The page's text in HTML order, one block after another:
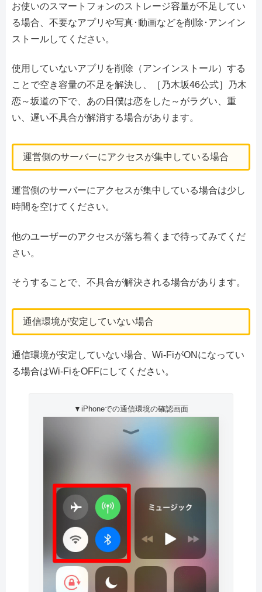
お使いのスマートフォンのストレージ容量が不足してい
る場合、不要なアプリや写真･動画などを削除･アンイン
ストールしてください。
使用していないアプリを削除（アンインストール）する
ことで空き容量の不足を解決し、［乃木坂46公式］乃木
恋～坂道の下で、あの日僕は恋をした～がラグい、重
い、遅い不具合が解消する場合があります。
運営側のサーバーにアクセスが集中している場合
運営側のサーバーにアクセスが集中している場合は少し
時間を空けてください。
他のユーザーのアクセスが落ち着くまで待ってみてくだ
さい。
そうすることで、不具合が解決される場合があります。
通信環境が安定していない場合
通信環境が安定していない場合、Wi-FiがONになってい
る場合はWi-FiをOFFにしてください。
▼iPhoneでの通信環境の確認画面